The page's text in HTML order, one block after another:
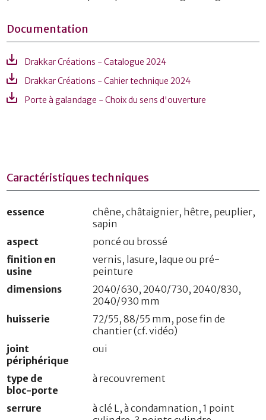
Caractéristiques techniques
essence
chêne, châtaignier, hêtre, peuplier,
sapin
aspect
poncé ou brossé
finition en
usine
vernis, lasure, laque ou pré-
peinture
dimensions
2040/630, 2040/730, 2040/830,
2040/930 mm
huisserie
72/55, 88/55 mm, pose fin de
chantier (cf. vidéo)
joint
périphérique
oui
type de
bloc-porte
à recouvrement
serrure
à clé L, à condamnation, 1 point
Documentation
Drakkar Créations - Catalogue 2024
Drakkar Créations - Cahier technique 2024
Porte à galandage - Choix du sens d'ouverture